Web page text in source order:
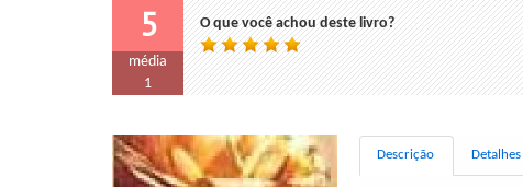
5
média
1
O que você achou deste livro?
Descrição Detalhes